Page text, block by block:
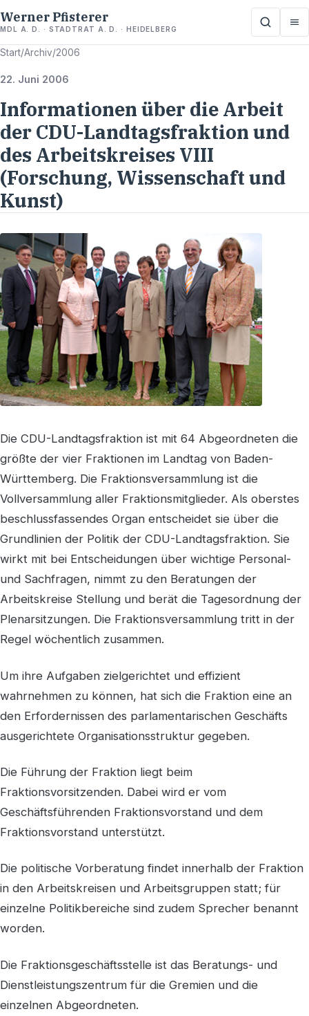
Werner Pfisterer
MDL A. D. · STADTRAT A. D. · HEIDELBERG
Start/Archiv/2006
22. Juni 2006
Informationen über die Arbeit
der CDU-Landtagsfraktion und
des Arbeitskreises VIII
(Forschung, Wissenschaft und
Kunst)
Die CDU-Landtagsfraktion ist mit 64 Abgeordneten die
größte der vier Fraktionen im Landtag von Baden-
Württemberg. Die Fraktionsversammlung ist die
Vollversammlung aller Fraktionsmitglieder. Als oberstes
beschlussfassendes Organ entscheidet sie über die
Grundlinien der Politik der CDU-Landtagsfraktion. Sie
wirkt mit bei Entscheidungen über wichtige Personal-
und Sachfragen, nimmt zu den Beratungen der
Arbeitskreise Stellung und berät die Tagesordnung der
Plenarsitzungen. Die Fraktionsversammlung tritt in der
Regel wöchentlich zusammen.
Um ihre Aufgaben zielgerichtet und effizient
wahrnehmen zu können, hat sich die Fraktion eine an
den Erfordernissen des parlamentarischen Geschäfts
ausgerichtete Organisationsstruktur gegeben.
Die Führung der Fraktion liegt beim
Fraktionsvorsitzenden. Dabei wird er vom
Geschäftsführenden Fraktionsvorstand und dem
Fraktionsvorstand unterstützt.
Die politische Vorberatung findet innerhalb der Fraktion
in den Arbeitskreisen und Arbeitsgruppen statt; für
einzelne Politikbereiche sind zudem Sprecher benannt
worden.
Die Fraktionsgeschäftsstelle ist das Beratungs- und
Dienstleistungszentrum für die Gremien und die
einzelnen Abgeordneten.